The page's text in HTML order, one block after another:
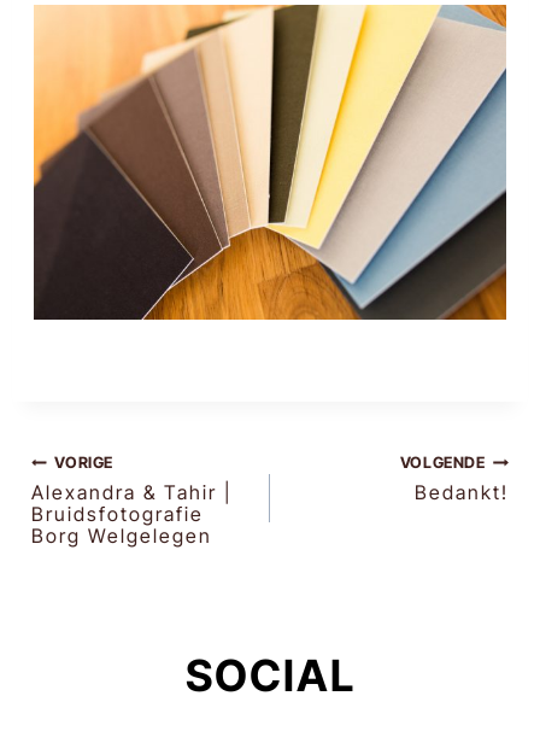
BERICHT
NAVIGATIE
VORIGE
Alexandra & Tahir |
Bruidsfotografie
Borg Welgelegen
VOLGENDE
Bedankt!
SOCIAL